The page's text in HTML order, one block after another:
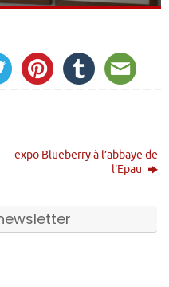
expo Blueberry à l’abbaye de
l’Epau